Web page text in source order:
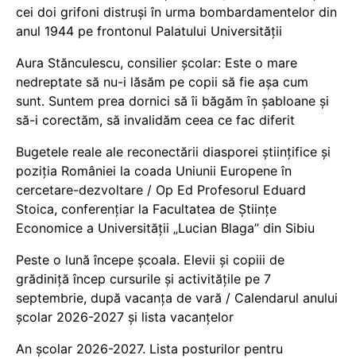
cei doi grifoni distruși în urma bombardamentelor din
anul 1944 pe frontonul Palatului Universității
Aura Stănculescu, consilier școlar: Este o mare
nedreptate să nu-i lăsăm pe copii să fie așa cum
sunt. Suntem prea dornici să îi băgăm în șabloane și
să-i corectăm, să invalidăm ceea ce fac diferit
Bugetele reale ale reconectării diasporei științifice și
poziția României la coada Uniunii Europene în
cercetare-dezvoltare / Op Ed Profesorul Eduard
Stoica, conferențiar la Facultatea de Științe
Economice a Universității „Lucian Blaga” din Sibiu
Peste o lună începe școala. Elevii și copiii de
grădiniță încep cursurile și activitățile pe 7
septembrie, după vacanța de vară / Calendarul anului
școlar 2026-2027 și lista vacanțelor
An școlar 2026-2027. Lista posturilor pentru